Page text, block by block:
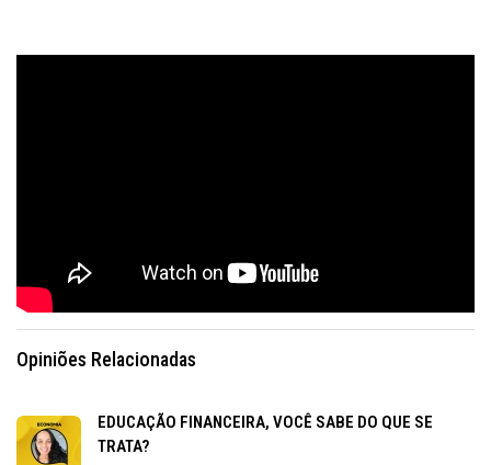
Opiniões Relacionadas
EDUCAÇÃO FINANCEIRA, VOCÊ SABE DO QUE SE
TRATA?